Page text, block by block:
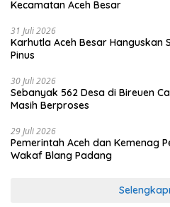
Kecamatan Aceh Besar
31 Juli 2026
Karhutla Aceh Besar Hanguskan
Pinus
30 Juli 2026
Sebanyak 562 Desa di Bireuen
Masih Berproses
29 Juli 2026
Pemerintah Aceh dan Kemenag
Wakaf Blang Padang